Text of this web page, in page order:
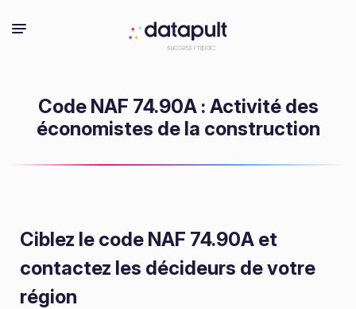
Code NAF 74.90A : Activité des
économistes de la construction
Ciblez le code NAF 74.90A et
contactez les décideurs de votre
région